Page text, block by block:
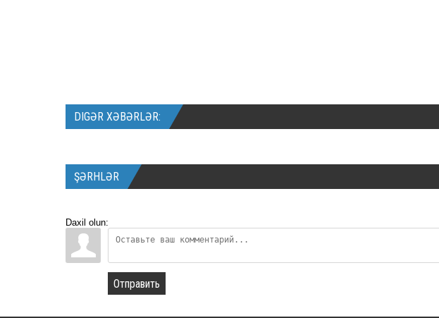
DIGƏR XƏBƏRLƏR:
ŞƏRHLƏR
Daxil olun:
Отправить